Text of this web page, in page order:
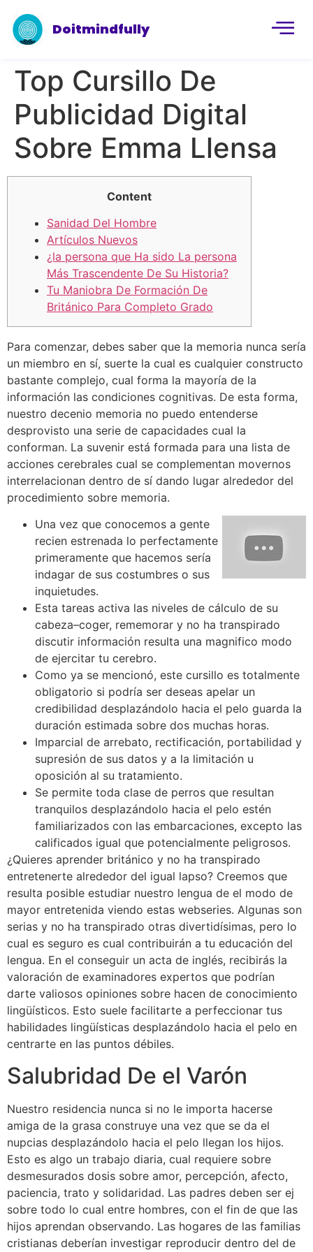
Doitmindfully
Top Cursillo De
Publicidad Digital
Sobre Emma Llensa
Content
Sanidad Del Hombre
Artículos Nuevos
¿la persona que Ha sido La persona
Más Trascendente De Su Historia?
Tu Maniobra De Formación De
Británico Para Completo Grado
Para comenzar, debes saber que la memoria nunca serí­a
un miembro en sí, suerte la cual es cualquier constructo
bastante complejo, cual forma la mayoría de la
información las condiciones cognitivas. De esta forma,
nuestro decenio memoria no puedo entenderse
desprovisto una serie de capacidades cual la
conforman. La suvenir está formada para una lista de
acciones cerebrales cual se complementan movernos
interrelacionan dentro de sí dando lugar alrededor del
procedimiento sobre memoria.
Una vez que conocemos a gente
recien estrenada lo perfectamente
primeramente que hacemos serí­a
indagar de sus costumbres o sus
inquietudes.
Esta tareas activa las niveles de cálculo de su
cabeza–coger, rememorar y no ha transpirado
discutir información resulta una magnifico modo
de ejercitar tu cerebro.
Como ya se mencionó, este cursillo es totalmente
obligatorio si podrí­a ser deseas apelar un
credibilidad desplazándolo hacia el pelo guarda la
duración estimada sobre dos muchas horas.
Imparcial de arrebato, rectificación, portabilidad y
supresión de sus datos y a la limitación u
oposición al su tratamiento.
Se permite toda clase de perros que resultan
tranquilos desplazándolo hacia el pelo estén
familiarizados con las embarcaciones, excepto las
calificados igual que potencialmente peligrosos.
¿Quieres aprender británico y no ha transpirado
entretenerte alrededor del igual lapso? Creemos que
resulta posible estudiar nuestro lengua de el modo de
mayor entretenida viendo estas webseries. Algunas son
serias y no ha transpirado otras divertidísimas, pero lo
cual es seguro es cual contribuirán a tu educación del
lengua. En el conseguir un acta de inglés, recibirás la
valoración de examinadores expertos que podrían
darte valiosos opiniones sobre hacen de conocimiento
lingüísticos. Esto suele facilitarte a perfeccionar tus
habilidades lingüísticas desplazándolo hacia el pelo en
centrarte en las puntos débiles.
Salubridad De el Varón
Nuestro residencia nunca si no le importa hacerse
amiga de la grasa construye una vez que se da el
nupcias desplazándolo hacia el pelo llegan los hijos.
Esto es algo un trabajo diaria, cual requiere sobre
desmesurados dosis sobre amor, percepción, afecto,
paciencia, trato y solidaridad. Las padres deben ser ej
sobre todo lo cual entre hombres, con el fin de que las
hijos aprendan observando. Las hogares de las familias
cristianas deberían investigar reproducir dentro del de